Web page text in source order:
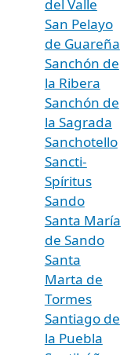
del Valle
San Pelayo
de Guareña
Sanchón de
la Ribera
Sanchón de
la Sagrada
Sanchotello
Sancti-
Spíritus
Sando
Santa María
de Sando
Santa
Marta de
Tormes
Santiago de
la Puebla